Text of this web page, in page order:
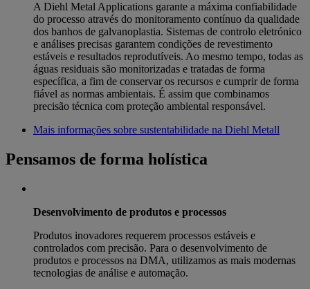
A Diehl Metal Applications garante a máxima confiabilidade
do processo através do monitoramento contínuo da qualidade
dos banhos de galvanoplastia. Sistemas de controlo eletrónico
e análises precisas garantem condições de revestimento
estáveis e resultados reprodutíveis. Ao mesmo tempo, todas as
águas residuais são monitorizadas e tratadas de forma
específica, a fim de conservar os recursos e cumprir de forma
fiável as normas ambientais. É assim que combinamos
precisão técnica com proteção ambiental responsável.
Mais informações sobre sustentabilidade na Diehl Metall
Pensamos de forma holística
Desenvolvimento de produtos e processos
Produtos inovadores requerem processos estáveis e
controlados com precisão. Para o desenvolvimento de
produtos e processos na DMA, utilizamos as mais modernas
tecnologias de análise e automação.